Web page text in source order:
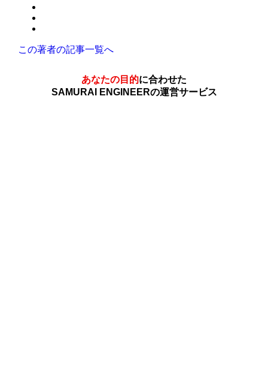
この著者の記事一覧へ
あなたの目的に合わせた
SAMURAI ENGINEERの運営サービス